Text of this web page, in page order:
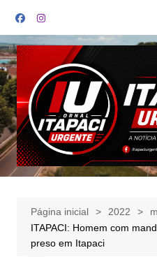
para
o
conteúdo
Página inicial 2022
ITAPACI: Homem com
preso em Itapaci